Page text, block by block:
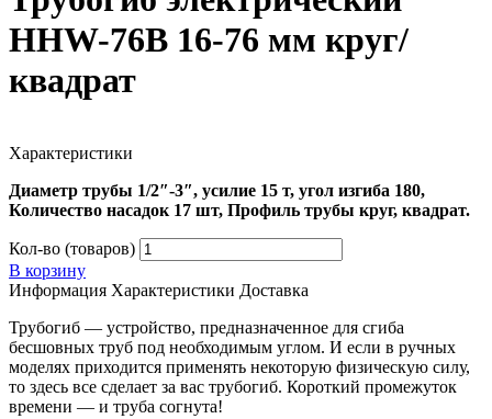
HHW-76B 16-76 мм круг/
квадрат
Характеристики
Диаметр трубы 1/2″-3″, усилие 15 т, угол изгиба 180,
Количество насадок 17 шт, Профиль трубы круг, квадрат.
Кол-во (товаров)
В корзину
Информация Характеристики Доставка
Трубогиб — устройство, предназначенное для сгиба
бесшовных труб под необходимым углом. И если в ручных
моделях приходится применять некоторую физическую силу,
то здесь все сделает за вас трубогиб. Короткий промежуток
времени — и труба согнута!